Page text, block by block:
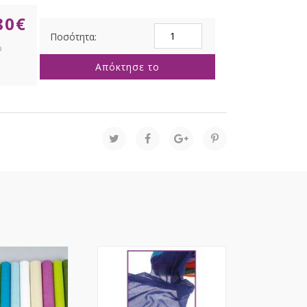
€
ΕΚΡΟΥ
1.5x5METPA
ποσότητα
Απόκτησε το